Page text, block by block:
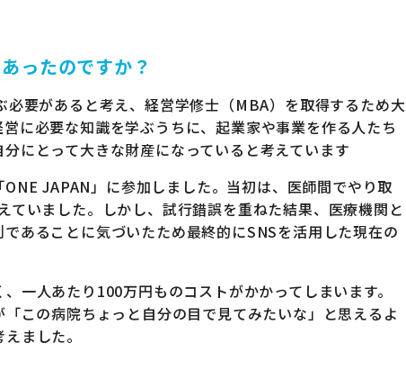
ったのですか？
要があると考え、経営学修士（MBA）を取得するため大
に必要な知識を学ぶうちに、起業家や事業を作る人たち
にとって大きな財産になっていると考えています
JAPAN」に参加しました。当初は、医師間でやり取
いました。しかし、試行錯誤を重ねた結果、医療機関と
あることに気づいたため最終的にSNSを活用した現在の
一人あたり100万円ものコストがかかってしまいます。
この病院ちょっと自分の目で見てみたいな」と思えるよ
ました。